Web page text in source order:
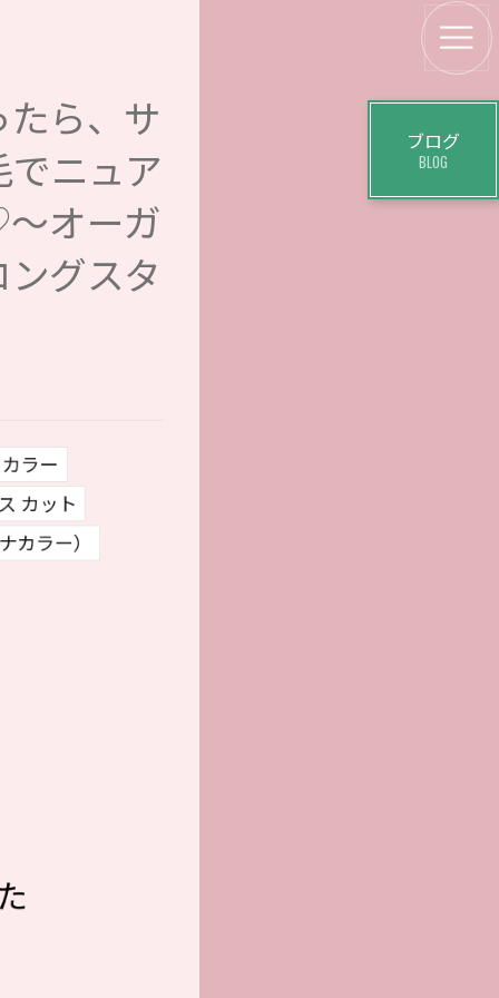
ら、サ
ニュア
オーガ
グスタ
ラー
カット
カラー）
ブログ
BLOG